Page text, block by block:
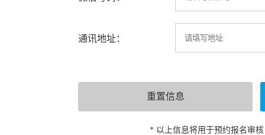
通讯地址：
* 以上信息将用于预约报名审